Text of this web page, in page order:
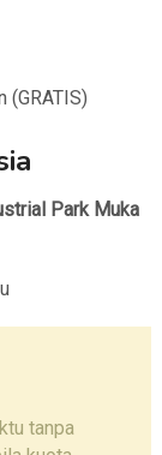
(GRATIS)
Park Muka
tanpa